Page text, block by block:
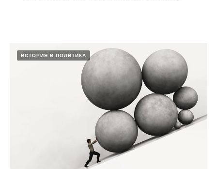
ИСТОРИЯ И ПОЛИТИКА